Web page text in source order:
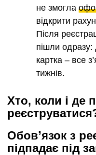
не змогла
відкрити
Після
пішли одразу:
картка – все
тижнів.
Хто, коли і де
Обов’язок з
підпадає під